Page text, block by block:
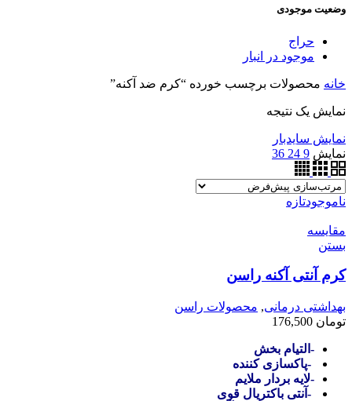
وضعیت موجودی
حراج
موجود در انبار
خانه محصولات برچسب خورده “کرم ضد آکنه”
نمایش یک نتیجه
نمایش سایدبار
نمایش 9
24
36
ناموجودتازه
مقایسه
بستن
کرم آنتی آکنه راسن
بهداشتی درمانی, محصولات راسن
تومان
-التیام بخش
-پاکسازی کننده
-لایه بردار ملایم
-آنتی باکتریال قوی